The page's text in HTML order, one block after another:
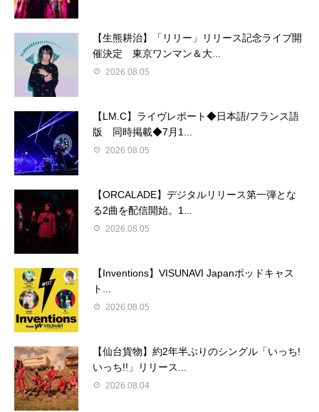
【生熊耕治】「リリー」リリース記念ライブ開
催決定 東京ワンマン＆大...
2026.08.05
【LM.C】ライヴレポート◆日本語/フランス語
版 同時掲載◆7月1...
2026.08.05
【ORCALADE】デジタルリリース第一弾とな
る2曲を配信開始。1...
2026.08.05
【Inventions】VISUNAVI Japanポッドキャス
ト...
2026.08.05
【仙台貨物】約2年半ぶりのシングル「いっち!
いっち!!」リリース...
2026.08.04